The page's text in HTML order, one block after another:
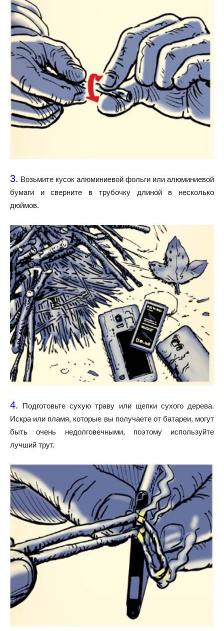
3. Возьмите кусок алюминиевой фольги или алюминиевой
бумаги и сверните в трубочку длиной в несколько
дюймов.
4.
Подготовьте сухую траву или щепки сухого дерева.
Искра или пламя, которые вы получаете от батареи, могут
быть очень недолговечными, поэтому используйте
лучший трут.